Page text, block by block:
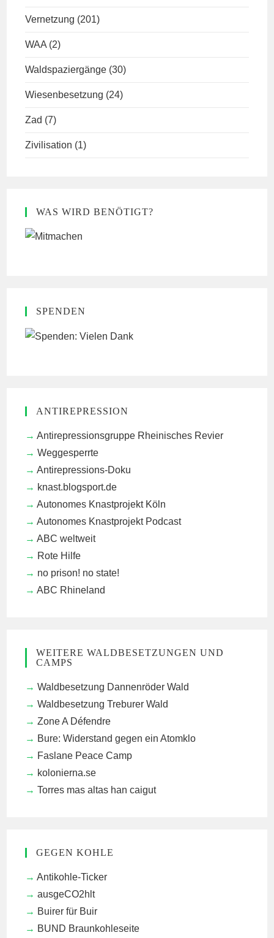
Vernetzung (201)
WAA (2)
Waldspaziergänge (30)
Wiesenbesetzung (24)
Zad (7)
Zivilisation (1)
WAS WIRD BENÖTIGT?
SPENDEN
ANTIREPRESSION
Antirepressionsgruppe Rheinisches Revier
Weggesperrte
Antirepressions-Doku
knast.blogsport.de
Autonomes Knastprojekt Köln
Autonomes Knastprojekt Podcast
ABC weltweit
Rote Hilfe
no prison! no state!
ABC Rhineland
WEITERE WALDBESETZUNGEN UND
CAMPS
Waldbesetzung Dannenröder Wald
Waldbesetzung Treburer Wald
Zone A Défendre
Bure: Widerstand gegen ein Atomklo
Faslane Peace Camp
kolonierna.se
Torres mas altas han caigut
GEGEN KOHLE
Antikohle-Ticker
ausgeCO2hlt
Buirer für Buir
BUND Braunkohleseite